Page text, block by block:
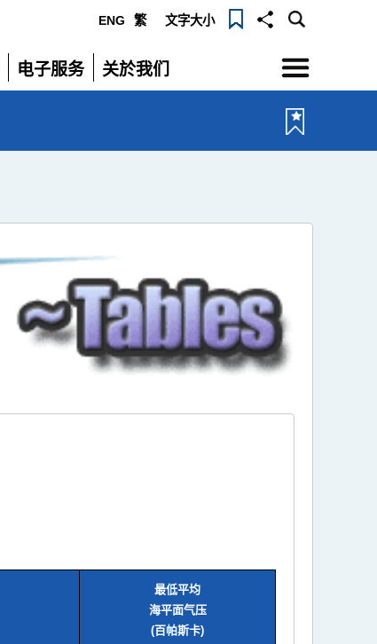
ENG 繁 文字大小
电子服务
展
关於我们
展
选
单
最低平均
海平面气压
(百帕斯卡)